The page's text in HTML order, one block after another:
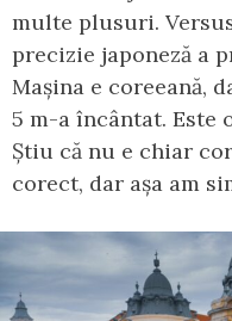
multe plusuri.
precizie japoneză a
Mașina e coreeană,
5 m-a încântat. Este
Știu că nu e chiar
corect, dar așa am